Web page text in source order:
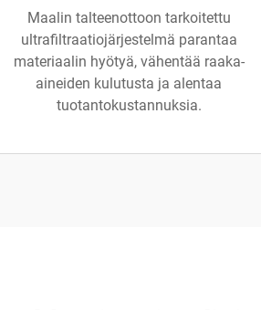
Maalin talteenottoon tarkoitettu
ultrafiltraatiojärjestelmä parantaa
materiaalin hyötyä, vähentää raaka-
aineiden kulutusta ja alentaa
tuotantokustannuksia.